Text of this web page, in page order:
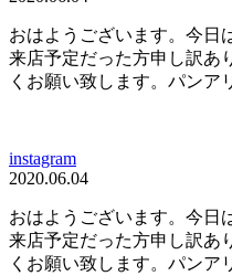
おはようございます。今日
来店予定だった方申し訳あ
くお願い致します。パンア
instagram
2020.06.04
おはようございます。今日
来店予定だった方申し訳あ
くお願い致します。パンア